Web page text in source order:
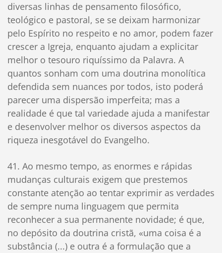
diversas linhas de pensamento filosófico,
teológico e pastoral, se se deixam harmonizar
pelo Espírito no respeito e no amor, podem fazer
crescer a Igreja, enquanto ajudam a explicitar
melhor o tesouro riquíssimo da Palavra. A
quantos sonham com uma doutrina monolítica
defendida sem nuances por todos, isto poderá
parecer uma dispersão imperfeita; mas a
realidade é que tal variedade ajuda a manifestar
e desenvolver melhor os diversos aspectos da
riqueza inesgotável do Evangelho.
41. Ao mesmo tempo, as enormes e rápidas
mudanças culturais exigem que prestemos
constante atenção ao tentar exprimir as verdades
de sempre numa linguagem que permita
reconhecer a sua permanente novidade; é que,
no depósito da doutrina cristã, «uma coisa é a
substância (...) e outra é a formulação que a